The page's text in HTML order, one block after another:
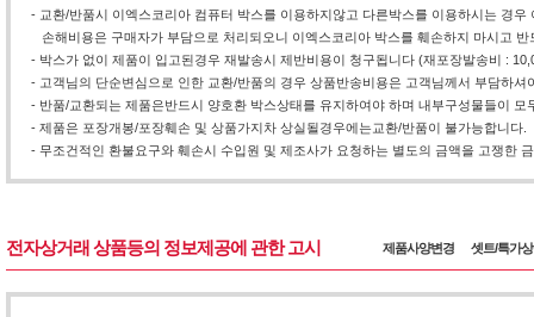
- 교환/반품시 이엑스코리아 컴퓨터 박스를 이용하지않고 다른박스를 이용하시는 경
손해비용은 구매자가 부담으로 처리되오니 이엑스코리아 박스를 훼손하지 마시고
- 박스가 없이 제품이 입고된경우 재발송시 제반비용이 청구됩니다 (재포장발송비 :
- 고객님의 단순변심으로 인한 교환/반품의 경우 상품반송비용은 고객님께서 부담하
- 반품/교환되는 제품은반드시 양호환 박스상태를 유지하여야 하며 내부구성물들이 모
- 제품은 포장개봉/포장훼손 및 상품가지차 상실될경우에는교환/반품이 불가능합니다.
- 무조건적인 환불요구와 훼손시 수입원 및 제조사가 요청하는 별도의 금액을 고쟁한
전자상거래 상품등의 정보제공에 관한 고시 제품사양변경 셋트/특가